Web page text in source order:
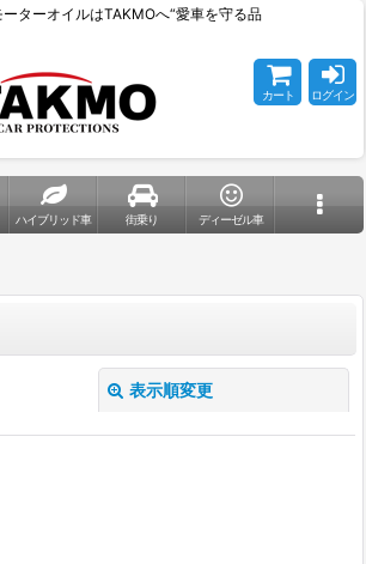
ターオイルはTAKMOへ“愛車を守る品
。”
カート ログイン
ハイブリッド車 街乗り ディーゼル車
表示順変更
閉じる